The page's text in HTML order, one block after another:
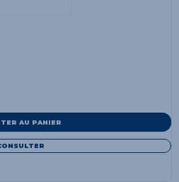
AU PANIER